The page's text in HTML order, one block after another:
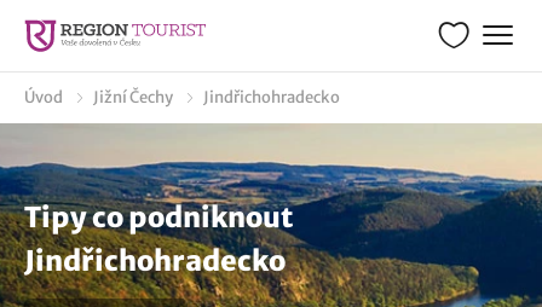
Úvod Jižní Čechy Jindřichohradecko
Tipy co podniknout
Jindřichohradecko